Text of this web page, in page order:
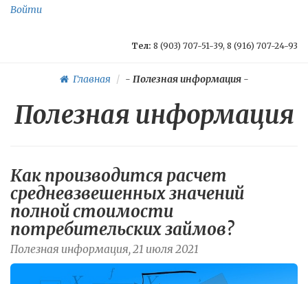
Войти
Тел: 8 (903) 707-51-39, 8 (916) 707-24-93
Главная - Полезная информация-
Полезная информация
Как производится расчет
средневзвешенных значений
полной стоимости
потребительских займов?
Полезная информация, 21 июля 2021